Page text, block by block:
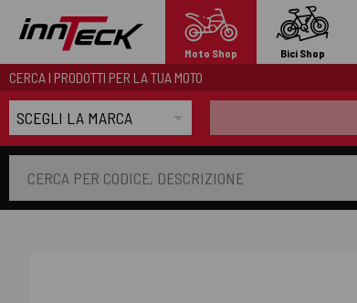
Moto Shop Bici Shop
CERCA I PRODOTTI PER LA TUA MOTO